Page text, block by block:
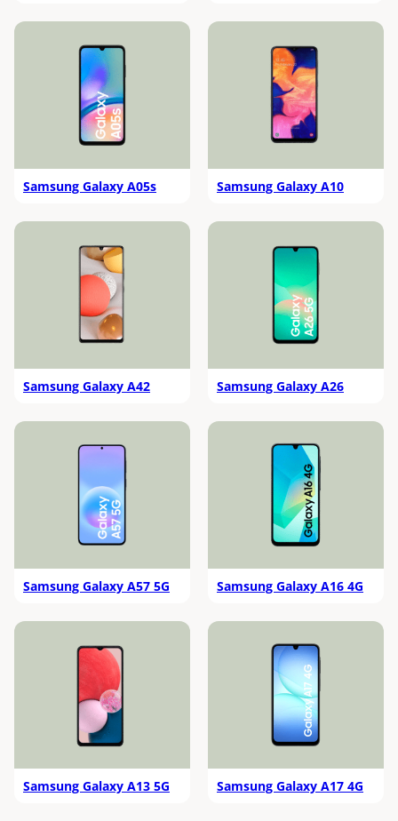
Samsung Galaxy A05s Samsung Galaxy A10
Samsung Galaxy A42 Samsung Galaxy A26
Samsung Galaxy A57 5G Samsung Galaxy A16 4G
Samsung Galaxy A13 5G Samsung Galaxy A17 4G